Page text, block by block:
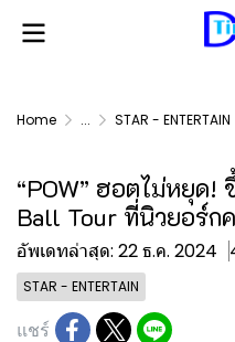
Home ... STAR - ENTERTAIN
“POW” ฮอตไม่หยุด!
Ball Tour ที่นิวยอร์ก
อัพเดทล่าสุด: 22 ธ.ค. 2024
STAR - ENTERTAIN
แชร์